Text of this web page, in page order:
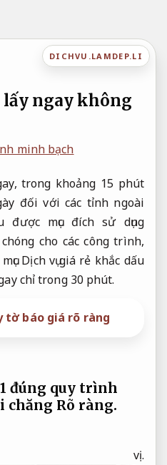
DICHVU.LAMDEP.LI
lấy ngay không
minh bạch
trong khoảng 15 phút
đối với các tỉnh ngoài
được mục đích sử dụng
cho các công trình,
Dịch vụ giá rẻ khắc dấu
chỉ trong 30 phút.
tờ báo giá rõ ràng
đúng quy trình
chăng Rõ ràng.
vị.